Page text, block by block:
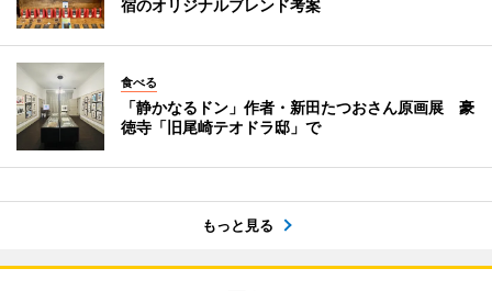
宿のオリジナルブレンド考案
食べる
「静かなるドン」作者・新田たつおさん原画展 豪
徳寺「旧尾崎テオドラ邸」で
もっと見る